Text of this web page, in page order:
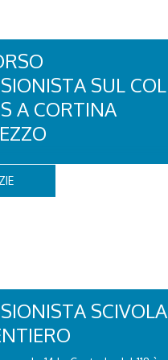
SUL COL
A CORTINA
dopo aver perso la traccia
il sentiero del Col dei Bos.
SCIVOLA